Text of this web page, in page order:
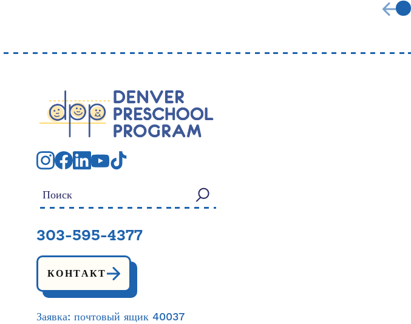
Искать:
303-595-4377
КОНТАКТ
Заявка: почтовый ящик 40037